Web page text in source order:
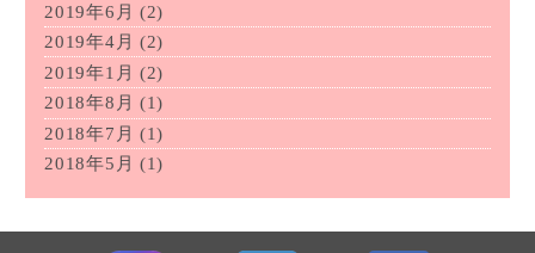
2019年6月 (2)
2019年4月 (2)
2019年1月 (2)
2018年8月 (1)
2018年7月 (1)
2018年5月 (1)